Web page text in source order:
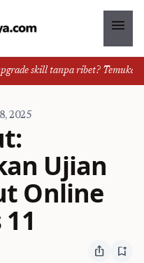
menu
skill tanpa ribet? Temukan
2025
Ujian
Online
ios_share bookmark_add